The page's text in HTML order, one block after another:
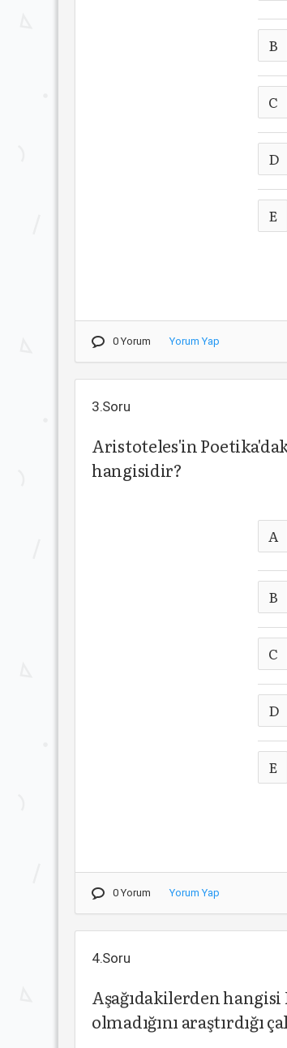
B
C
D
E
0 Yorum Yorum Yap
3.Soru
Aristoteles'in
hangisidir?
A
B
C
D
E
0 Yorum Yorum Yap
4.Soru
Aşağıdakilerden
olmadığını araştırdığı